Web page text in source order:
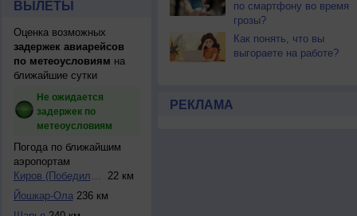
ВЫЛЕТЫ
Оценка возможных
задержек авиарейсов
по метеоусловиям на
ближайшие сутки
Не ожидается
задержек по
метеоусловиям
Погода по ближайшим
аэропортам
Киров (Победилово...
22 км
Йошкар-Ола236 км
по смартфону во время
грозы?
Как понять, что вы
выгораете на работе?
РЕКЛАМА